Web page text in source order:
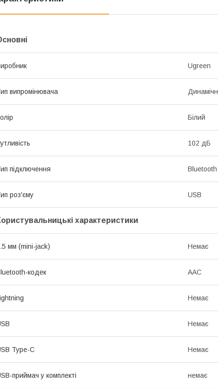
Ugreen
випромінювача
Білий
102 дБ
підключення Bluetooth
роз'єму USB
характеристики
мм (mini-jack) Немає
кодек AAC
Немає
Немає
Type-C Немає
приймач у комплекті немає